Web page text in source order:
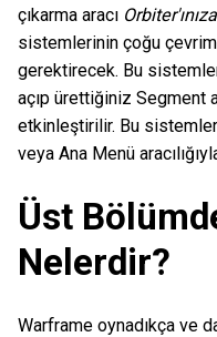
çıkarma aracı Orbiter'ınıza
sistemlerinin çoğu
gerektirecek. Bu
açıp ürettiğiniz Segment
etkinleştirilir. Bu
veya Ana Menü
Üst
Nelerdir?
Warframe oynadıkça ve